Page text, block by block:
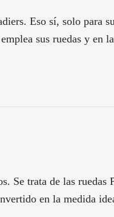
Eso sí, solo para
sus ruedas y en la
Se trata de las
en la medida